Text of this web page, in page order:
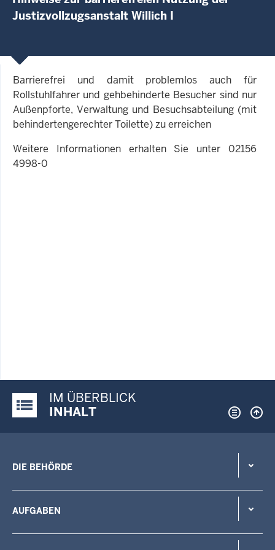
Justizvollzugsanstalt Willich I
Barrierefrei und damit problemlos auch für
Rollstuhlfahrer und gehbehinderte Besucher sind nur
Außenpforte, Verwaltung und Besuchsabteilung (mit
behindertengerechter Toilette) zu erreichen
Weitere Informationen erhalten Sie unter 02156
4998-0
Justiz-Portal im Überblick:
IM ÜBERBLICK
INHALT
DIE BEHÖRDE
AUFGABEN